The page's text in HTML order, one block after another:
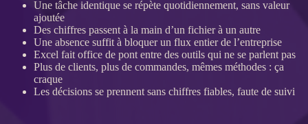
Une tâche identique se répète quotidiennement, sans valeur
ajoutée
Des chiffres passent à la main d’un fichier à un autre
Une absence suffit à bloquer un fluxentier de l’entreprise
Excel fait office de pont entre des outils qui ne se parlent pas
Plus de clients, plus de commandes, mêmes méthodes : ça
craque
Les décisions se prennent sans chiffres fiables, faute de suivi